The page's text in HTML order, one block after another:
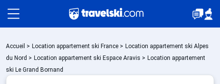
Packages
Accueil > Location appartement ski France > Location appartement ski Alpes
du Nord > Location appartement ski Espace Aravis > Location appartement
ski Le Grand Bornand